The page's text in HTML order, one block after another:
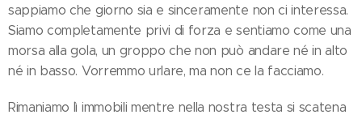
sappiamo che giorno sia e sinceramente non ci interessa.
Siamo completamente privi di forza e sentiamo come una
morsa alla gola, un groppo che non può andare né in alto
né in basso. Vorremmo urlare, ma non ce la facciamo.
Rimaniamo lì immobili mentre nella nostra testa si scatena